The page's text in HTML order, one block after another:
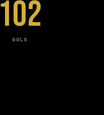
102
GOLS